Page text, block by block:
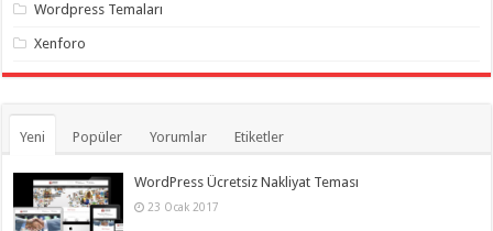
Wordpress Temaları
Xenforo
Yeni Popüler Yorumlar Etiketler
WordPress Ücretsiz Nakliyat Teması
23 Ocak 2017